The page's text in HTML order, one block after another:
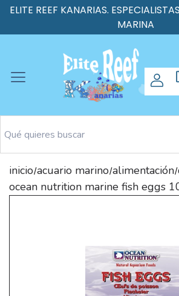
ELITE REEF KANARIAS.
MARINA
inicio/acuario marino/alimentación/
ocean nutrition marine fish eggs